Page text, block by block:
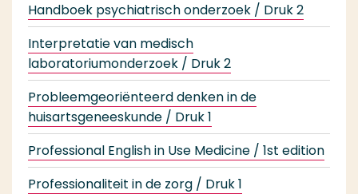
Handboek psychiatrisch onderzoek / Druk 2
Interpretatie van medisch
laboratoriumonderzoek / Druk 2
Probleemgeoriënteerd denken in de
huisartsgeneeskunde / Druk 1
Professional English in Use Medicine / 1st edition
Professionaliteit in de zorg / Druk 1